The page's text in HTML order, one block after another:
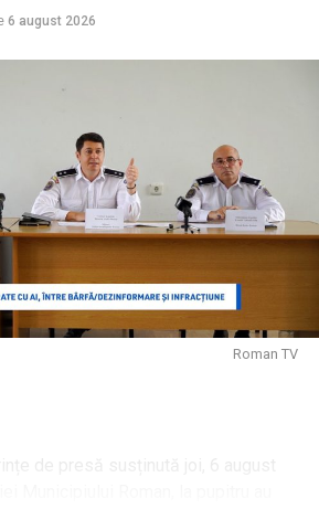
6 august 2026
Roman TV